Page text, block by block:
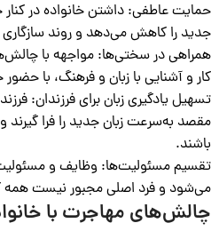
حمایت عاطفی: داشتن خانواده در
جدید را کاهش می‌دهد و روند سازگاری
همراهی در سختی‌ها: مواجهه با
کار و آشنایی با زبان و فرهنگ، با
تسهیل یادگیری زبان برای فرزندان:
مقصد به‌سرعت زبان جدید را فرا
باشند.
تقسیم مسئولیت‌ها: وظایف و
می‌شود و فرد اصلی مجبور نیست همه
چالش‌های مهاجرت با